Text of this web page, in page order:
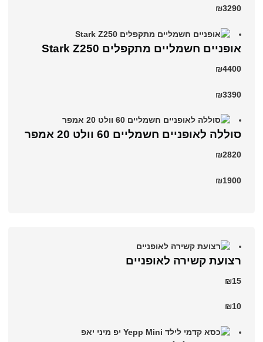
₪3290
‏אופניים חשמליים ‏מתקפלים Stark Z250
₪4400
₪3390
סוללה לאופניים חשמליים 60 וולט 20 אמפר
₪2820
₪1900
רצועת קשירה לאופניים
₪15
₪10